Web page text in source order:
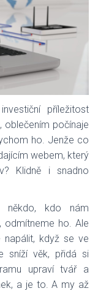
příležitost
oblečením počínaje
ho. Jenže co
webem, který
Klidně i snadno
kdo nám
odmítneme ho. Ale
když se ve
sníží věk, přidá si
upraví tvář a
a je to. A my až